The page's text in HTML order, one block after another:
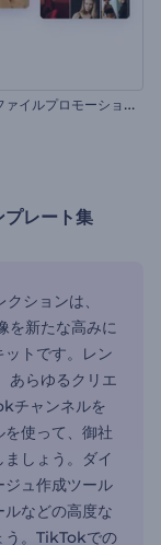
T
ikTokプロファイルプロモーションビデオ
レート集
ションは、
を新たな高みに
トです。レン
あらゆるクリエ
チャンネルを
使って、御社
しょう。ダイ
ュ作成ツール
などの高度な
う。TikTokでの